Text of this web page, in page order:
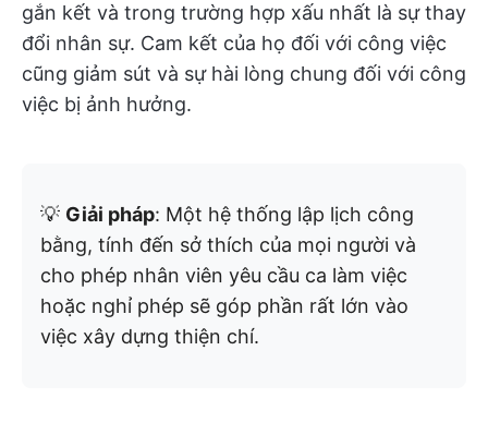
gắn kết và trong trường hợp xấu nhất là sự thay
đổi nhân sự. Cam kết của họ đối với công việc
cũng giảm sút và sự hài lòng chung đối với công
việc bị ảnh hưởng.
💡 Giải pháp: Một hệ thống lập lịch công
bằng, tính đến sở thích của mọi người và
cho phép nhân viên yêu cầu ca làm việc
hoặc nghỉ phép sẽ góp phần rất lớn vào
việc xây dựng thiện chí.